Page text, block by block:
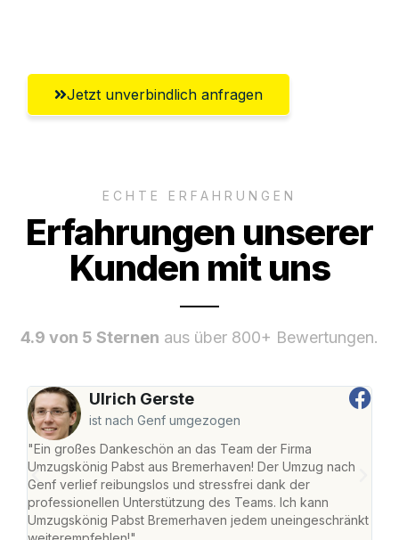
Jetzt unverbindlich anfragen
ECHTE ERFAHRUNGEN
Erfahrungen unserer
Kunden mit uns
4.9 von 5 Sternen aus über 800+ Bewertungen.
Ulrich Gerste
ist nach Genf umgezogen
"Ein großes Dankeschön an das Team der Firma
Umzugskönig Pabst aus Bremerhaven! Der Umzug nach
Genf verlief reibungslos und stressfrei dank der
professionellen Unterstützung des Teams. Ich kann
Umzugskönig Pabst Bremerhaven jedem uneingeschränkt